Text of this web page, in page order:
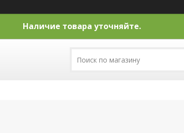
Наличие товара уточняйте.